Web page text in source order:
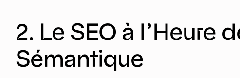
2. Le SEO à l’Heure
Sémantique